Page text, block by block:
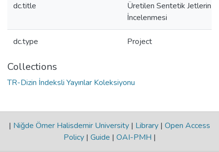
dc.title
Üretilen Sentetik Jetlerin
İncelenmesi
dc.type Project
Collections
TR-Dizin İndeksli Yayınlar Koleksiyonu
| Niğde Ömer Halisdemir University | Library | Open Access
Policy | Guide | OAI-PMH |